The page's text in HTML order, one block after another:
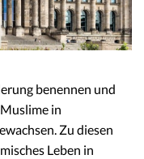
benennen und
in
Zu diesen
Leben in